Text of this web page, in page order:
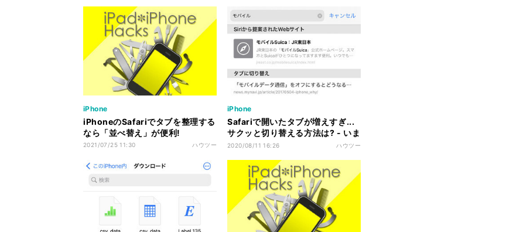
iPhone
iPhoneのSafariでタブを整理する
なら「並べ替え」が便利!
2021/07/25 11:30 ハウツー
iPhone
Safariで開いたタブが増えすぎ...
サクッと切り替える方法は? - いま
さら聞けないiPhoneのなぜ
2020/08/11 16:26 ハウツー